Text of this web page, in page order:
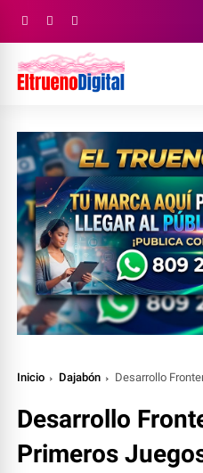
Inicio Dajabón Desarrollo Fronterizo promueve Primeros
Desarrollo
Primeros